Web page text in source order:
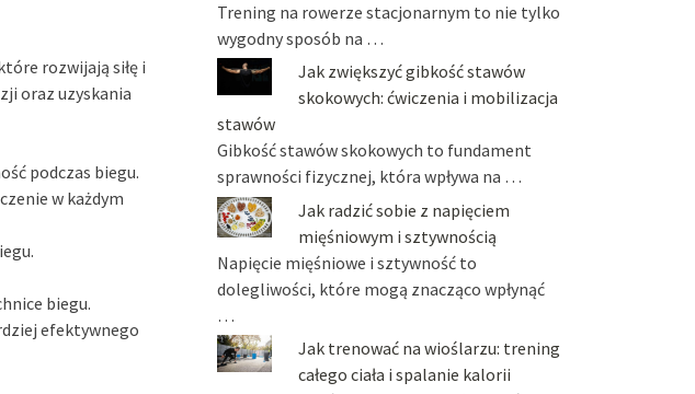
rozwijają siłę i
oraz uzyskania
podczas biegu.
w każdym
biegu.
efektywnego
Trening na rowerze stacjonarnym to nie tylko
wygodny sposób na …
Jak zwiększyć gibkość stawów
skokowych: ćwiczenia i mobilizacja
stawów
Gibkość stawów skokowych to fundament
sprawności fizycznej, która wpływa na …
Jak radzić sobie z napięciem
mięśniowym i sztywnością
Napięcie mięśniowe i sztywność to
dolegliwości, które mogą znacząco wpłynąć
…
Jak trenować na wioślarzu: trening
całego ciała i spalanie kalorii